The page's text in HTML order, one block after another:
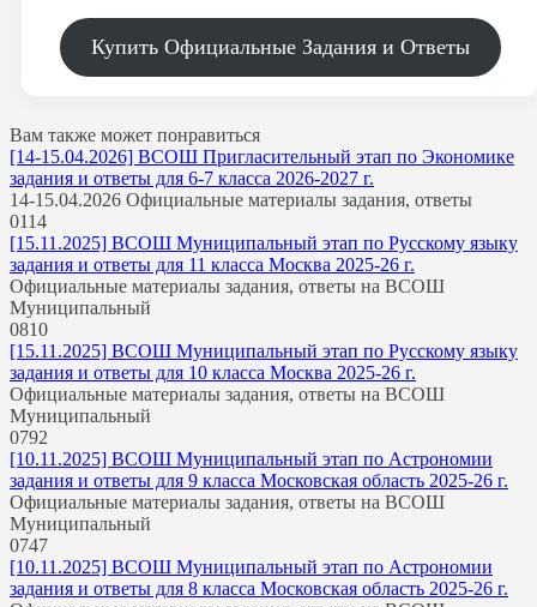
Купить Официальные Задания и Ответы
Вам также может понравиться
[14-15.04.2026] ВСОШ Пригласительный этап по Экономике
задания и ответы для 6-7 класса 2026-2027 г.
14-15.04.2026 Официальные материалы задания, ответы
0114
[15.11.2025] ВСОШ Муниципальный этап по Русскому языку
задания и ответы для 11 класса Москва 2025-26 г.
Официальные материалы задания, ответы на ВСОШ
Муниципальный
0810
[15.11.2025] ВСОШ Муниципальный этап по Русскому языку
задания и ответы для 10 класса Москва 2025-26 г.
Официальные материалы задания, ответы на ВСОШ
Муниципальный
0792
[10.11.2025] ВСОШ Муниципальный этап по Астрономии
задания и ответы для 9 класса Московская область 2025-26 г.
Официальные материалы задания, ответы на ВСОШ
Муниципальный
0747
[10.11.2025] ВСОШ Муниципальный этап по Астрономии
задания и ответы для 8 класса Московская область 2025-26 г.